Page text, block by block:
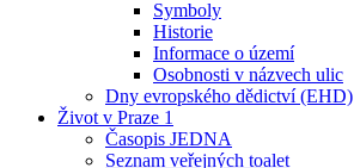
Symboly
Historie
Informace o území
Osobnosti v názvech ulic
Dny evropského dědictví (EHD)
Život v Praze 1
Časopis JEDNA
Seznam veřejných toalet